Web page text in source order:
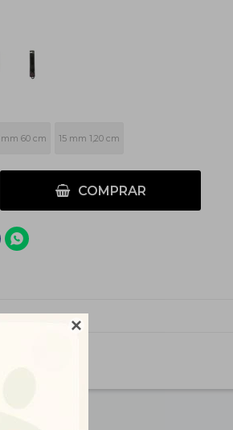

mm 60 cm 15 mm 1,20 cm
COMPRAR
